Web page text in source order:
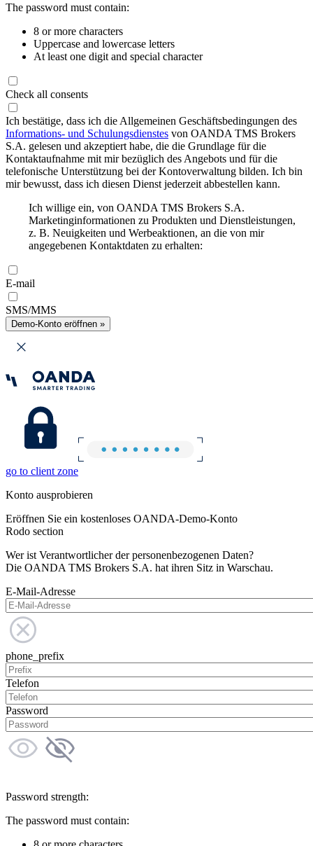
The password must contain:
8 or more characters
Uppercase and lowercase letters
At least one digit and special character
Check all consents
Ich bestätige, dass ich die Allgemeinen Geschäftsbedingungen des
Informations- und Schulungsdienstes von OANDA TMS Brokers
S.A. gelesen und akzeptiert habe, die die Grundlage für die
Kontaktaufnahme mit mir bezüglich des Angebots und für die
telefonische Unterstützung bei der Kontoverwaltung bilden. Ich bin
mir bewusst, dass ich diesen Dienst jederzeit abbestellen kann.
Ich willige ein, von OANDA TMS Brokers S.A.
Marketinginformationen zu Produkten und Dienstleistungen,
z. B. Neuigkeiten und Werbeaktionen, an die von mir
angegebenen Kontaktdaten zu erhalten:
E-mail
SMS/MMS
Demo-Konto eröffnen »
go to client zone
Konto ausprobieren
Eröffnen Sie ein kostenloses OANDA-Demo-Konto
Rodo section
Wer ist Verantwortlicher der personenbezogenen Daten?
Die OANDA TMS Brokers S.A. hat ihren Sitz in Warschau.
E-Mail-Adresse
phone_prefix
Telefon
Password
Password strength:
The password must contain: